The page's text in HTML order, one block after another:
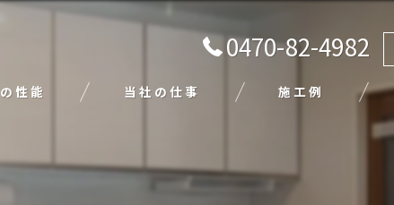
0470-82-4982
性能 当社の仕事 施工例